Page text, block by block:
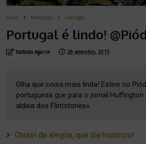
Inicio Bom(bom) Portugal
Portugal é lindo!
Mafalda Agante 26 setembro, 2015
Olha que coisa mais linda! Estive no
portuguesa que para o jornal Huffington
aldeia dos Flintstones».
Chorei de alegria, que dia histórico!